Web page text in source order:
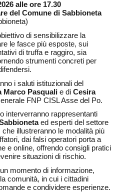
alle ore 17.30
del Comune di Sabbioneta
di sensibilizzare la
le fasce più esposte, sui
di truffa e raggiro, sia
strumenti concreti per
i saluti istituzionali del
Marco Pasquali e di Cesira
FNP CISL Asse del Po.
interverranno rappresentanti
ed esperti del settore
illustreranno le modalità più
dai falsi operatori porta a
e online, offrendo consigli pratici
situazioni di rischio.
momento di informazione,
comunità, in cui i cittadini
e condividere esperienze.